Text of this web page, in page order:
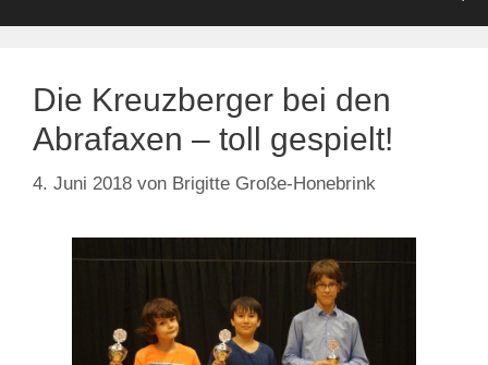
Die Kreuzberger bei den
Abrafaxen – toll gespielt!
4. Juni 2018 von Brigitte Große-Honebrink